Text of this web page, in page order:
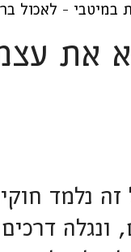
במיטבי - לאכול
את
זה נלמד
ונגלה